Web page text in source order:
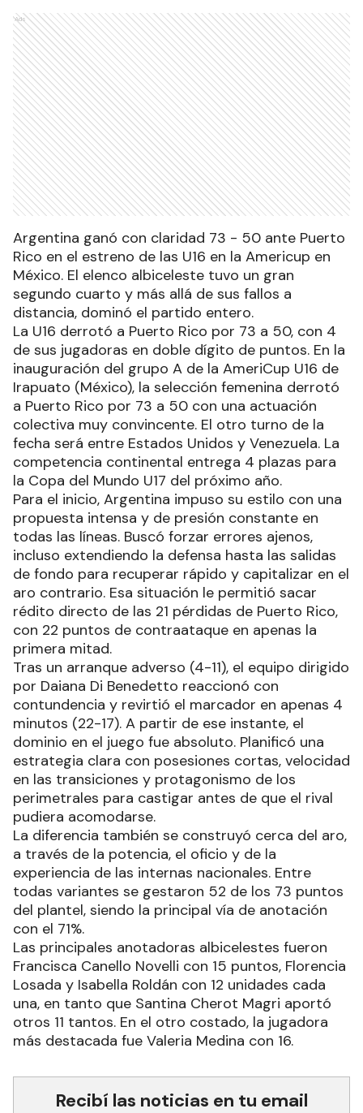
Ads
Argentina ganó con claridad 73 - 50 ante Puerto
Rico en el estreno de las U16 en la Americup en
México. El elenco albiceleste tuvo un gran
segundo cuarto y más allá de sus fallos a
distancia, dominó el partido entero.
La U16 derrotó a Puerto Rico por 73 a 50, con 4
de sus jugadoras en doble dígito de puntos. En la
inauguración del grupo A de la AmeriCup U16 de
Irapuato (México), la selección femenina derrotó
a Puerto Rico por 73 a 50 con una actuación
colectiva muy convincente. El otro turno de la
fecha será entre Estados Unidos y Venezuela. La
competencia continental entrega 4 plazas para
la Copa del Mundo U17 del próximo año.
Para el inicio, Argentina impuso su estilo con una
propuesta intensa y de presión constante en
todas las líneas. Buscó forzar errores ajenos,
incluso extendiendo la defensa hasta las salidas
de fondo para recuperar rápido y capitalizar en el
aro contrario. Esa situación le permitió sacar
rédito directo de las 21 pérdidas de Puerto Rico,
con 22 puntos de contraataque en apenas la
primera mitad.
Tras un arranque adverso (4-11), el equipo dirigido
por Daiana Di Benedetto reaccionó con
contundencia y revirtió el marcador en apenas 4
minutos (22-17). A partir de ese instante, el
dominio en el juego fue absoluto. Planificó una
estrategia clara con posesiones cortas, velocidad
en las transiciones y protagonismo de los
perimetrales para castigar antes de que el rival
pudiera acomodarse.
La diferencia también se construyó cerca del aro,
a través de la potencia, el oficio y de la
experiencia de las internas nacionales. Entre
todas variantes se gestaron 52 de los 73 puntos
del plantel, siendo la principal vía de anotación
con el 71%.
Las principales anotadoras albicelestes fueron
Francisca Canello Novelli con 15 puntos, Florencia
Losada y Isabella Roldán con 12 unidades cada
una, en tanto que Santina Cherot Magri aportó
otros 11 tantos. En el otro costado, la jugadora
más destacada fue Valeria Medina con 16.
Recibí las noticias en tu email